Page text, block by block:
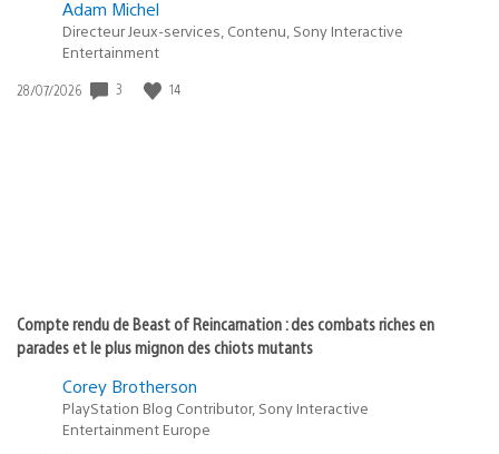
Adam Michel
Directeur Jeux-services, Contenu, Sony Interactive
Entertainment
Date
28/07/2026 3 14
Compte rendu de Beast of Reincarnation : des combats riches en
parades et le plus mignon des chiots mutants
Corey Brotherson
PlayStation Blog Contributor, Sony Interactive
Entertainment Europe